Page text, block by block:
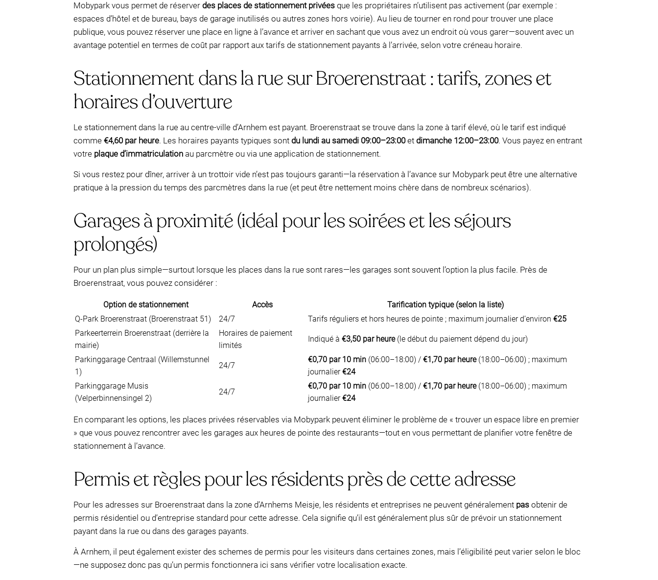
Mobypark vous permet de réserver des places de stationnement privées que les propriétaires n’utilisent pas activement (par exemple :
espaces d’hôtel et de bureau, bays de garage inutilisés ou autres zones hors voirie). Au lieu de tourner en rond pour trouver une place
publique, vous pouvez réserver une place en ligne à l’avance et arriver en sachant que vous avez un endroit où vous garer—souvent avec un
avantage potentiel en termes de coût par rapport aux tarifs de stationnement payants à l’arrivée, selon votre créneau horaire.
Stationnement dans la rue sur Broerenstraat : tarifs, zones et
horaires d’ouverture
Le stationnement dans la rue au centre-ville d’Arnhem est payant. Broerenstraat se trouve dans la zone à tarif élevé, où le tarif est indiqué
comme €4,60 par heure. Les horaires payants typiques sont du lundi au samedi 09:00–23:00et dimanche 12:00–23:00. Vous payez en entrant
votre plaque d’immatriculation au parcmètre ou via une application de stationnement.
Si vous restez pour dîner, arriver à un trottoir vide n’est pas toujours garanti—la réservation à l’avance sur Mobypark peut être une alternative
pratique à la pression du temps des parcmètres dans la rue (et peut être nettement moins chère dans de nombreux scénarios).
Garages à proximité (idéal pour les soirées et les séjours
prolongés)
Pour un plan plus simple—surtout lorsque les places dans la rue sont rares—les garages sont souvent l’option la plus facile. Près de
Broerenstraat, vous pouvez considérer :
Option de stationnement Accès
Tarification typique (selon la liste)
Q-Park Broerenstraat (Broerenstraat 51)
24/7 Tarifs réguliers et hors heures de pointe ; maximum journalier d’environ €25
Parkeerterrein Broerenstraat (derrière la
mairie)
Horaires de paiement
limités
Indiqué à €3,50 par heure(le début du paiement dépend du jour)
Parkinggarage Centraal (Willemstunnel
1)
24/7
€0,70 par 10 min (06:00–18:00) / €1,70 par heure(18:00–06:00) ; maximum
journalier€24
Parkinggarage Musis
(Velperbinnensingel 2)
24/7
€0,70 par 10 min (06:00–18:00) / €1,70 par heure(18:00–06:00) ; maximum
journalier€24
En comparant les options, les places privées réservables via Mobypark peuvent éliminer le problème de « trouver un espace libre en premier
» que vous pouvez rencontrer avec les garages aux heures de pointe des restaurants—tout en vous permettant de planifier votre fenêtre de
stationnement à l’avance.
Permis et règles pour les résidents près de cette adresse
Pour les adresses sur Broerenstraat dans la zone d’Arnhems Meisje, les résidents et entreprises ne peuvent généralement pas obtenir de
permis résidentiel ou d’entreprise standard pour cette adresse. Cela signifie qu’il est généralement plus sûr de prévoir un stationnement
payant dans la rue ou dans des garages payants.
À Arnhem, il peut également exister des schemes de permis pour les visiteurs dans certaines zones, mais l’éligibilité peut varier selon le bloc
—ne supposez donc pas qu’un permis fonctionnera ici sans vérifier votre localisation exacte.